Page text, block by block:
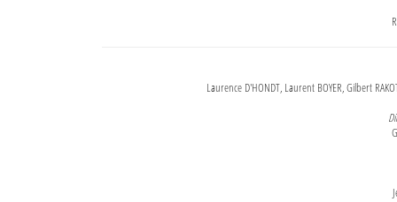
Laurence D'HONDT, Laurent BOYER, Gilbert